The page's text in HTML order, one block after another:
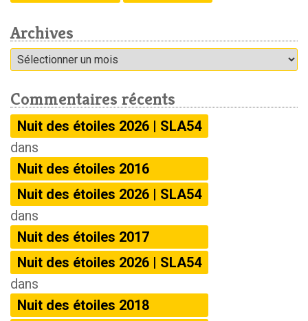
Archives
Archives
Commentaires récents
Nuit des étoiles 2026 | SLA54
dans
Nuit des étoiles 2016
Nuit des étoiles 2026 | SLA54
dans
Nuit des étoiles 2017
Nuit des étoiles 2026 | SLA54
dans
Nuit des étoiles 2018